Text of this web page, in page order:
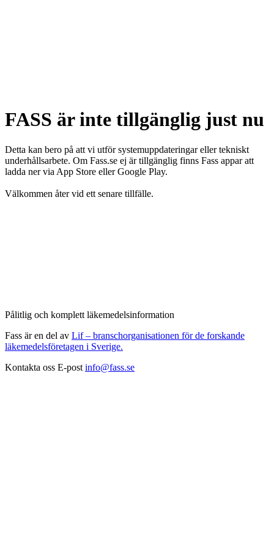
FASS är inte tillgänglig just nu
Detta kan bero på att vi utför systemuppdateringar eller tekniskt
underhållsarbete. Om Fass.se ej är tillgänglig finns Fass appar att
ladda ner via App Store eller Google Play.
Välkommen åter vid ett senare tillfälle.
Pålitlig och komplett läkemedelsinformation
Fass är en del av Lif – branschorganisationen för de forskande
läkemedelsföretagen i Sverige.
Kontakta oss E-post info@fass.se